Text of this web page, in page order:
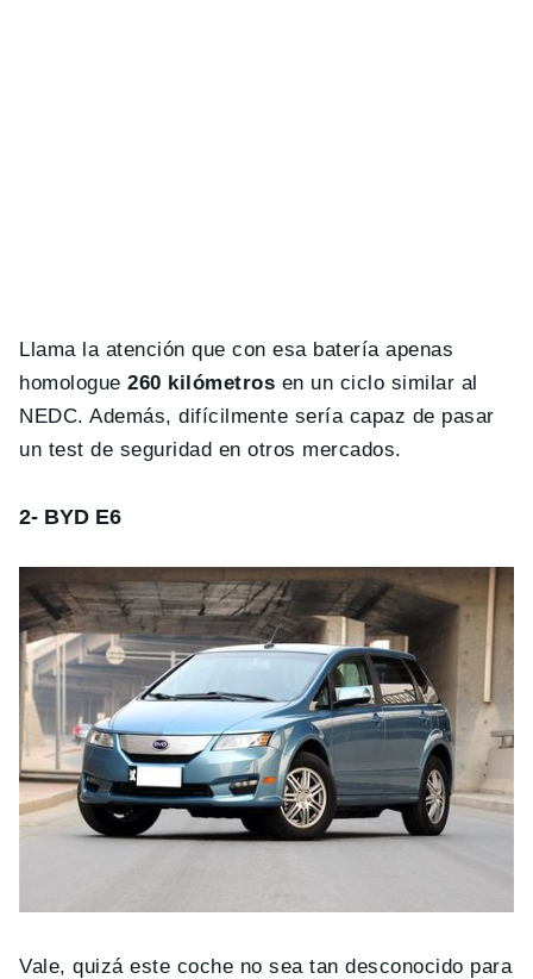
Llama la atención que con esa batería apenas
homologue260 kilómetros en un ciclo similar al
NEDC. Además, difícilmente sería capaz de pasar
un test de seguridad en otros mercados.
2- BYD E6
Vale, quizá este coche no sea tan desconocido para